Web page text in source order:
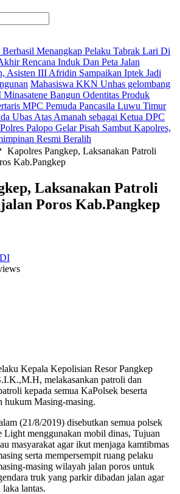
Menangkap Pelaku Tabrak Lari Di
Rencana Induk Dan Peta Jalan
Asisten III Afridin Sampaikan Iptek Jadi
Mahasiswa KKN Unhas gelombang
Bangun Odentitas Produk
MPC Pemuda Pancasila Luwu Timur
Ubas Atas Amanah sebagai Ketua DPC
Polres Palopo Gelar Pisah Sambut Kapolres,
Resmi Beralih
Kapolres Pangkep, Laksanakan Patroli
Kab.Pangkep
Laksanakan Patroli
Poros Kab.Pangkep
Kepala Kepolisian Resor Pangkep
melakasankan patroli dan
kepada semua KaPolsek beserta
Masing-masing.
(21/8/2019) disebutkan semua polsek
menggunakan mobil dinas, Tujuan
masyarakat agar ikut menjaga kamtibmas
serta mempersempit ruang pelaku
masing wilayah jalan poros untuk
truk yang parkir dibadan jalan agar
lantas.